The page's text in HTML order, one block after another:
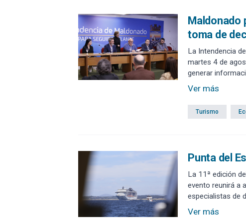
Maldonado
toma de
La Intendencia
martes 4 de
generar
privado.
Ver más
Turismo
Punta del
La 11ª edición
evento reunirá a
especialistas de
frente a los
Ver más